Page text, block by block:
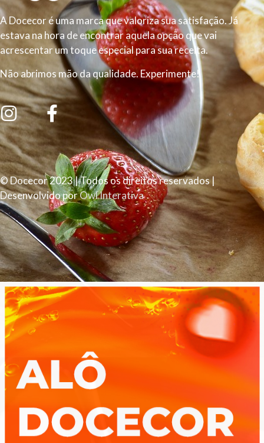
A Docecor é uma marca que valoriza sua satisfação. Já
estava na hora de encontrar aquela opção que vai
acrescentar um toque especial para sua receita.
Não abrimos mão da qualidade. Experimente!
© Docecor 2023 | Todos os direitos reservados |
Desenvolvido porOwl Interativa